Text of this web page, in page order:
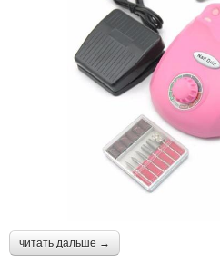
читать дальше →